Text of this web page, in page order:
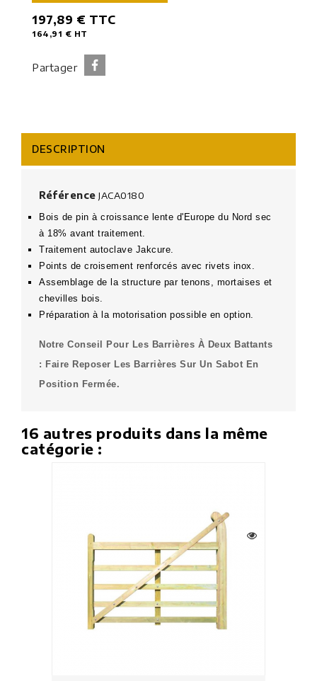
197,89 € TTC
164,91 € HT
Partager
DESCRIPTION
Référence JACA0180
Bois de pin à croissance lente d'Europe du Nord sec
à 18% avant traitement.
Traitement autoclave Jakcure.
Points de croisement renforcés avec rivets inox.
Assemblage de la structure par tenons, mortaises et
chevilles bois.
Préparation à la motorisation possible en option.
Notre Conseil Pour Les Barrières À Deux Battants
: Faire Reposer Les Barrières Sur Un Sabot En
Position Fermée.
16 autres produits dans la même
catégorie :